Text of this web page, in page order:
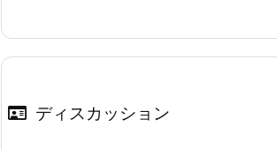
ディスカッション